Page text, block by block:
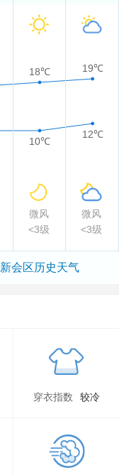
18℃ 19℃
10℃
12℃
微风
微风
<3级 <3级
新会区历史天气
穿衣指数 较冷